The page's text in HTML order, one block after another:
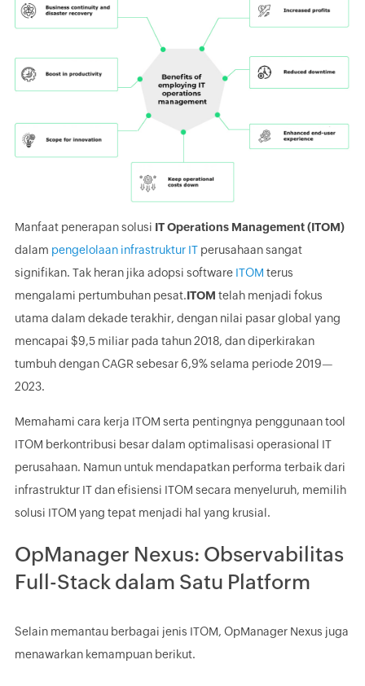
Manfaat penerapan solusi IT Operations Management (ITOM)
dalam pengelolaan infrastruktur ITperusahaan sangat
signifikan. Tak heran jika adopsi software ITOM terus
mengalami pertumbuhan pesat.ITOM telah menjadi fokus
utama dalam dekade terakhir, dengan nilai pasar global yang
mencapai $9,5 miliar pada tahun 2018, dan diperkirakan
tumbuh dengan CAGR sebesar 6,9% selama periode 2019—
2023.
Memahami cara kerja ITOM serta pentingnya penggunaan tool
ITOM berkontribusi besar dalam optimalisasi operasional IT
perusahaan. Namun untuk mendapatkan performa terbaik dari
infrastruktur IT dan efisiensi ITOM secara menyeluruh, memilih
solusi ITOM yang tepat menjadi hal yang krusial.
OpManager Nexus: Observabilitas
Full-Stack dalam Satu Platform
Selain memantau berbagai jenis ITOM, OpManager Nexus juga
menawarkan kemampuan berikut.